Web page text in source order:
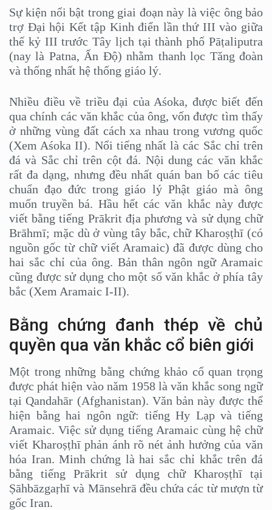
Sự kiện nổi bật trong giai đoạn này là việc ông bảo
trợ Đại hội Kết tập Kinh điển lần thứ III vào giữa
thế kỷ III trước Tây lịch tại thành phố Pāṭaliputra
(nay là Patna, Ấn Độ) nhằm thanh lọc Tăng đoàn
và thống nhất hệ thống giáo lý.
Nhiều điều về triều đại của Aśoka, được biết đến
qua chính các văn khắc của ông, vốn được tìm thấy
ở những vùng đất cách xa nhau trong vương quốc
(Xem Aśoka II). Nổi tiếng nhất là các Sắc chỉ trên
đá và Sắc chỉ trên cột đá. Nội dung các văn khắc
rất đa dạng, nhưng đều nhất quán ban bố các tiêu
chuẩn đạo đức trong giáo lý Phật giáo mà ông
muốn truyền bá. Hầu hết các văn khắc này được
viết bằng tiếng Prākrit địa phương và sử dụng chữ
Brāhmī; mặc dù ở vùng tây bắc, chữ Kharoṣṭhī (có
nguồn gốc từ chữ viết Aramaic) đã được dùng cho
hai sắc chỉ của ông. Bản thân ngôn ngữ Aramaic
cũng được sử dụng cho một số văn khắc ở phía tây
bắc (Xem Aramaic I-II).
Bằng chứng đanh thép về chủ
quyền qua văn khắc cổ biên giới
Một trong những bằng chứng khảo cổ quan trọng
được phát hiện vào năm 1958 là văn khắc song ngữ
tại Qandahār (Afghanistan). Văn bản này được thể
hiện bằng hai ngôn ngữ: tiếng Hy Lạp và tiếng
Aramaic. Việc sử dụng tiếng Aramaic cùng hệ chữ
viết Kharoṣṭhī phản ánh rõ nét ảnh hưởng của văn
hóa Iran. Minh chứng là hai sắc chỉ khắc trên đá
bằng tiếng Prākrit sử dụng chữ Kharoṣṭhī tại
Ṣāhbāzgaṛhī và Mānsehrā đều chứa các từ mượn từ
gốc Iran.